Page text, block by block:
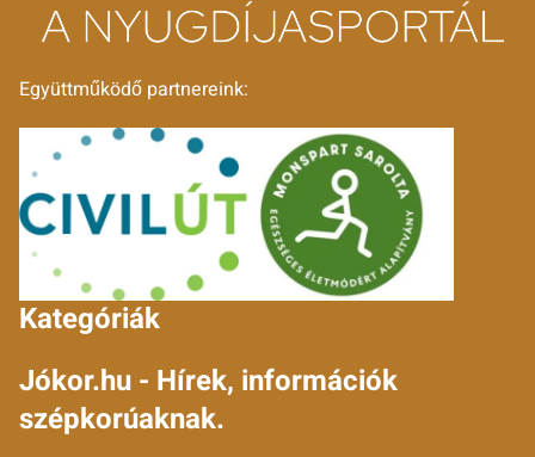
Együttműködő partnereink:
Kategóriák
Jókor.hu - Hírek, információk
szépkorúaknak.